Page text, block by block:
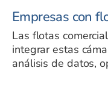
Empresas con
Las flotas
integrar estas
análisis de datos,